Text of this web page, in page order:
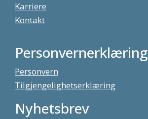
Karriere
Kontakt
Personvernerklæring
Personvern
Tilgjengelighetserklæring
Nyhetsbrev